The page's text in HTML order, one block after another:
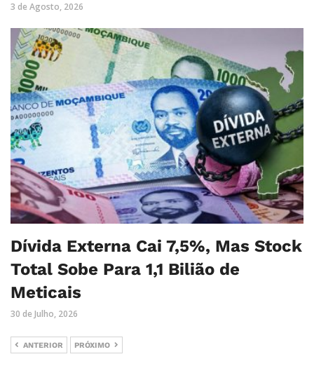
3 de Agosto, 2026
Dívida Externa Cai 7,5%, Mas Stock
Total Sobe Para 1,1 Bilião de
Meticais
30 de Julho, 2026
ANTERIOR PRÓXIMO